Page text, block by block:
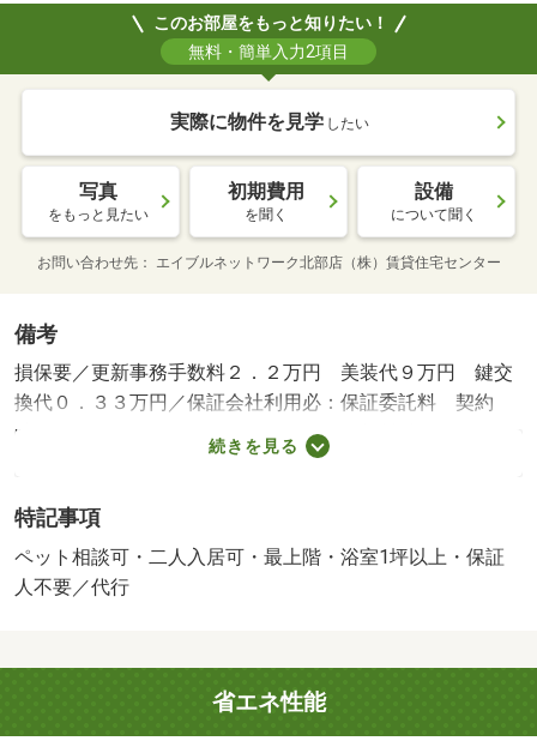
このお部屋をもっと知りたい！
無料・簡単入力2項目
実際に物件を見学 したい
写真
をもっと見たい
初期費用
を聞く
設備
について聞く
お問い合わせ先 エイブルネットワーク北部店（株）賃貸住宅センター
備考
損保要／更新事務手数料２．２万円 美装代９万円 鍵交
換代０．３３万円／保証会社利用必：保証委託料 契約
時：２．２万円又は２．５万円、月額：賃料総額の２．
２％・２．５％・５．５％いずれか必要。／仲介手数料
ット相談／ペット飼育相談可（犬・猫） ★家具家電レン
タル利用可★ 図面や設備が現況と異なる場合、現況優先
と致します。 別途月額費用：ｒｕｕｍサポート１ ９８
／浴室乾燥機／室内洗濯置／シューズボックス／システム
キッチン／追焚機能浴室／温水洗浄便座／脱衣所／洗面所
独立／宅配ボックス／最上階／敷金不要／３口以上コンロ
続きを見る
特記事項
ペット相談可・二人入居可・最上階・浴室1坪以上・保証
人不要／代行
省エネ性能